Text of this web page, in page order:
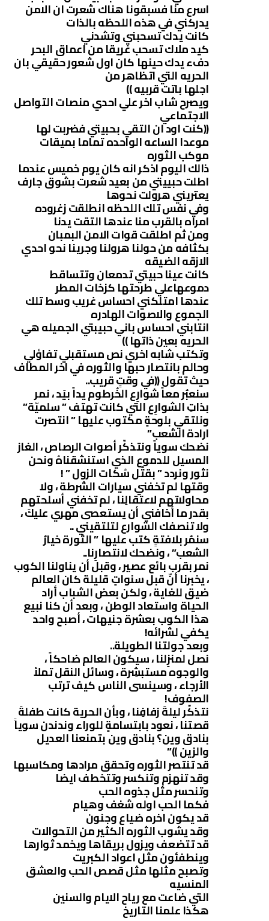
اسرع منا فسبقونا هناك شعرت ان الامن
يدركني في هذه اللحظه بالذات
كانت يدك تسحبني وتشدني
كيد ملاك تسحب غريقا من اعماق البحر
دفء يدك حينها كان اول شعور حقيقي بان
الحريه التي اتظاهر من
اجلها باتت قربيه ))
ويصرح شاب اخر علي احدي منصات التواصل
الاجتماعي
((كنت اود ان التقي بحبيتي فضربت لها
موعدا الساعه الواحده تماما بميقات
موكب الثوره
ذالك اليوم اذكر انه كان يوم خميس عندما
اطلت حبييتي من بعيد شعرت بشوق جارف
يعتريني هرولت نحوها
وفي نفس تلك اللحظه انطلقت زغروده
امراه بالقرب منا عندها التقت يدنا
ومن ثم اطلقت قوات الامن البمبان
بكثافه من حولنا هرولنا وجرينا نحو احدي
الازقه الضيقه
كانت عينا حبيتي تدمعان وتتساقط
دموعهاعلي طرحتها كزخات المطر
عندها امتلكني احساس غريب وسط تلك
الجموع والاصوات الهادره
انتابني احساس باني حبيبتي الجميله هي
الحريه بعين ذاتها ))
وتكتب شابه اخري نص مستقبلي تفاؤلي
وحالم بانتصار حبها والثوره في اخر المطاف
حيث تقول ((في وقتٍ قريب..
سنعبُر معاً شوارِع الخُرطوم يداً بيَد ، نمر
بذاتِ الشوارِع التي كانت تهتف ” سلميّة”
ونلتقي بلوحةٍ مكتوب عليها ” انتصرت
ارادة الشعب”
نضحك سوياً ونتذكّر أصوات الرصاص ، الغاز
المسيل للدموع الذي استنشقناهُ ونحن
نثور ونردد ” بقتُل سُكات الزول ” !
وقتها لم تخفني سيارات الشرطة ، ولا
محاولاتهم لاعتقالِنا ، لم تخفني أسلحتهم
بقدر ما أخافني أن يستعصى مهري عليكَ ،
ولا تنصفك الشوارع لتلتقيني ..
سنمُر بلافتةٍ كتب عليها ” الثورة خيارُ
الشعب” ، ونضحك لانتصارِنا..
نمر بقرب بائع عصير ، وقبل أن يناولنا الكوب
، يخبرنا أنّ قبل سنواتٍ قليلة كان العالم
ضيق للغاية ، ولكن بعض الشباب أراد
الحياة واستعاد الوطن ، وبعد أن كنا نبيع
هذا الكوب بعشرة جنيهات ، أصبح واحد
يكفي لشرائه!
وبعد جولتنا الطويلة..
نصل لمنزِلنا ، سيكون العالم ضاحكاً ،
والوجوه مستبشِرة ، وسائل النقل تملأ
الأرجاء ، وسينسى الناس كيف ترتب
الصفوف!
نتذكّر ليلةَ زفافِنا ، وبأن الحرية كانت طفلةَ
قصتنا ، نعود بابتسامةٍ للوراء وندندن سوياً
بنادق وين؟ بنادق وين بتمنعنا العديل
والزين ))”
قد تنتصر الثوره وتحقق مرادها ومكاسبها
وقد تنهزم وتنكسر وتتخطف ايضا
وتنحسر مثل جذوه الحب
فكما الحب اوله شغف وهيام
قد يكون اخره ضياع وجنون
وقد يشوب الثوره الكثير من التحوالات
قد تتضعف ويزول بريقاها ويخمد ثوارها
وينطفئون مثل اعواد الكبريت
وتصبح مثلها مثل قصص الحب والعشق
المنسيه
التي ضاعت مع رياح الايام والسنين
هكذا علمنا التاريخ